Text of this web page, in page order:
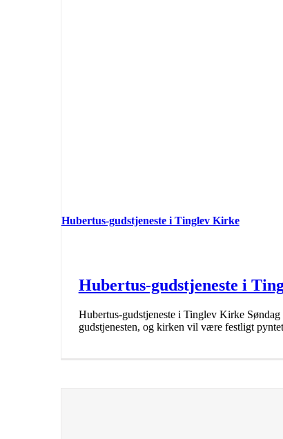
Hubertus-gudstjeneste i Tinglev Kirke
Hubertus-gudstjeneste i
Hubertus-gudstjeneste i Tinglev Kirke
gudstjenesten, og kirken vil være festligt